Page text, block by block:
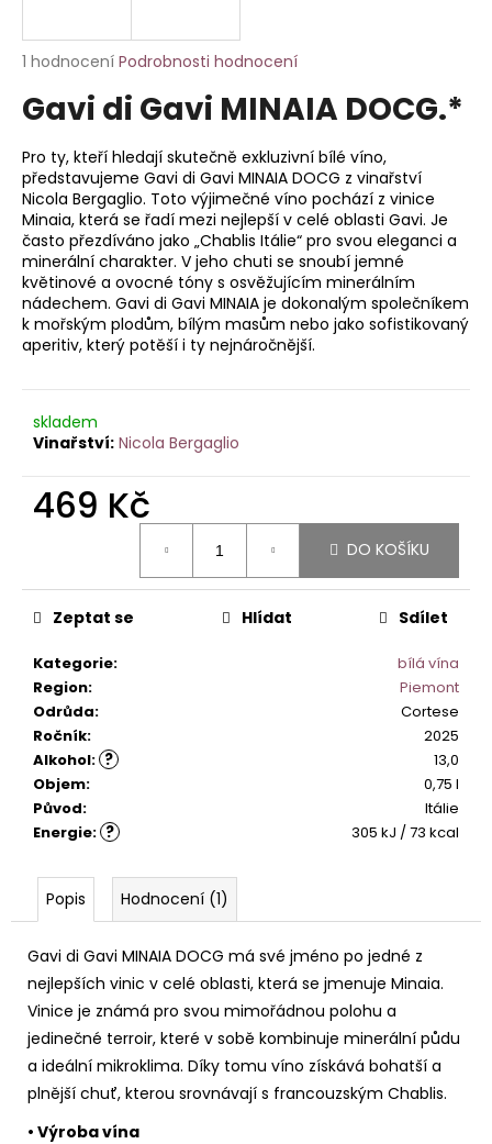
Průměrné
produktu
je
z
5
hvězdiček.
1 hodnocení Podrobnosti hodnocení
Gavi di Gavi MINAIA DOCG.*
Pro ty, kteří hledají skutečně exkluzivní bílé víno,
představujeme Gavi di Gavi MINAIA DOCG z vinařství
Nicola Bergaglio. Toto výjimečné víno pochází z vinice
Minaia, která se řadí mezi nejlepší v celé oblasti Gavi. Je
často přezdíváno jako „Chablis Itálie“ pro svou eleganci a
minerální charakter. V jeho chuti se snoubí jemné
květinové a ovocné tóny s osvěžujícím minerálním
nádechem. Gavi di Gavi MINAIA je dokonalým společníkem
k mořským plodům, bílým masům nebo jako sofistikovaný
aperitiv, který potěší i ty nejnáročnější.
skladem
Nicola Bergaglio
469 Kč
DO KOŠÍKU
Kategorie:
bílá vína
Region:
Piemont
Odrůda:
Cortese
Ročník: 2025
?
Alkohol:
13,0
Objem:
0,75 l
Původ: Itálie
?
Energie: 305 kJ / 73 kcal
Zeptat se Hlídat Sdílet
Popis Hodnocení (1)
Gavi di Gavi MINAIA DOCG má své jméno po jedné z
nejlepších vinic v celé oblasti, která se jmenuje Minaia.
Vinice je známá pro svou mimořádnou polohu a
jedinečné terroir, které v sobě kombinuje minerální půdu
a ideální mikroklima. Díky tomu víno získává bohatší a
plnější chuť, kterou srovnávají s francouzským Chablis.
• Výroba vína
j
t
?
HLEDAT
D
p
o
u
u
m
e
MONTEPULCIANO
´ABRUZZO
RIPAROSSO
DOC.
295
Kč